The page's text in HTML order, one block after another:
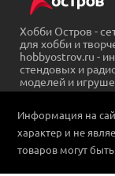
Хобби Остров -
для хобби и
hobbyostrov.ru -
стендовых и
моделей и
Информация на
характер и не
товаров могут